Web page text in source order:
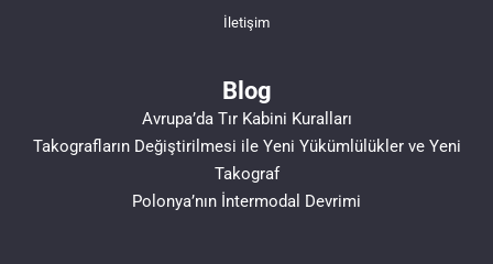
İletişim
Blog
Avrupa’da Tır Kabini Kuralları
Takografların Değiştirilmesi ile Yeni Yükümlülükler ve Yeni
Takograf
Polonya’nın İntermodal Devrimi